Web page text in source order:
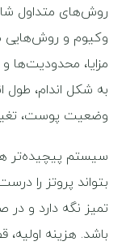
روش‌های متداول
وکیوم و روش‌هایی
مزایا، محدودیت‌ها
به شکل اندام، طول
وضعیت پوست،
سیستم پیچیده‌تر
بتواند پروتز را
تمیز نگه دارد و
باشد. هزینه